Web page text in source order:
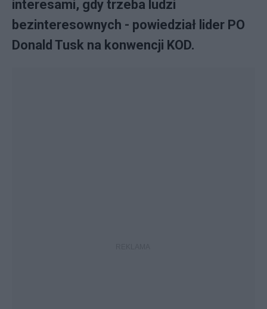
interesami, gdy trzeba ludzi
bezinteresownych - powiedział lider PO
Donald Tusk na konwencji KOD.